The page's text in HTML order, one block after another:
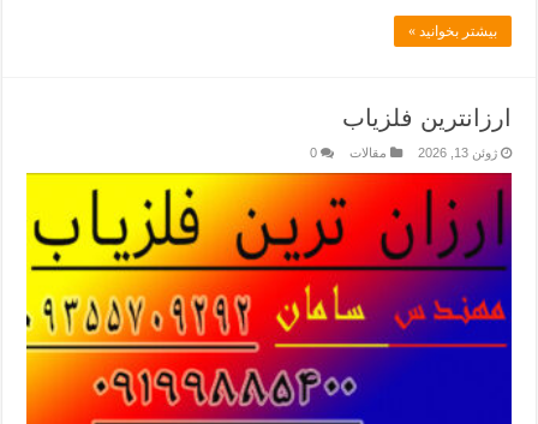
بیشتر بخوانید »
ارزانترین فلزیاب
ژوئن 13, 2026 مقالات 0